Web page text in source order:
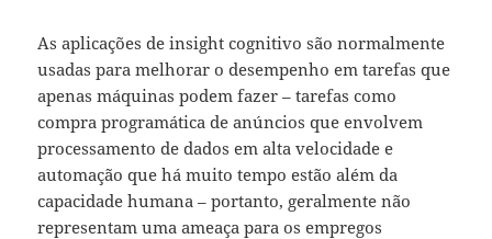
As aplicações de insight cognitivo são normalmente
usadas para melhorar o desempenho em tarefas que
apenas máquinas podem fazer – tarefas como
compra programática de anúncios que envolvem
processamento de dados em alta velocidade e
automação que há muito tempo estão além da
capacidade humana – portanto, geralmente não
representam uma ameaça para os empregos